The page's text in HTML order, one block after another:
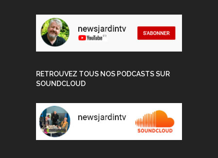
RETROUVEZ TOUS NOS PODCASTS SUR
SOUNDCLOUD